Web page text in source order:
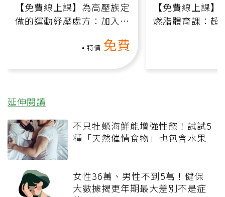
【免費線上課】為高壓族定
做的運動紓壓處方：加入行
特價 免費
【免費線上課
燃脂體育課：超
延伸閱讀
不只牡蠣海鮮能增強性慾！試試5
種「天然催情食物」也包含水果
女性36萬、男性不到5萬！健保
大數據揭更年期最大差別不是症